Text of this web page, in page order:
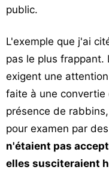
public.
L'exemple que j'ai
pas le plus frappant.
exigent une
faite à une convertie
présence de
pour examen par
n'étaient pas
elles susciteraient